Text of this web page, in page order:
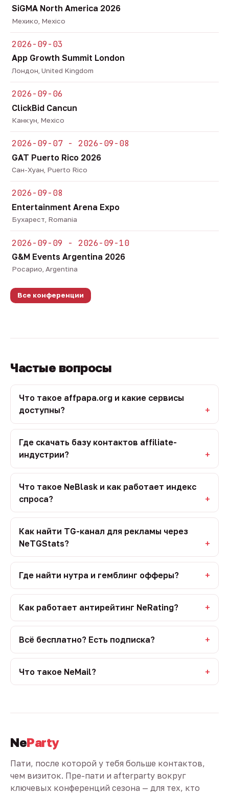
SiGMA North America 2026
Мехико, Mexico
2026-09-03
App Growth Summit London
Лондон, United Kingdom
2026-09-06
ClickBid Cancun
Канкун, Mexico
2026-09-07 - 2026-09-08
GAT Puerto Rico 2026
Сан-Хуан, Puerto Rico
2026-09-08
Entertainment Arena Expo
Бухарест, Romania
2026-09-09 - 2026-09-10
G&M Events Argentina 2026
Росарио, Argentina
Все конференции
Частые вопросы
Что такое affpapa.org и какие сервисы
доступны?
Где скачать базу контактов affiliate-
индустрии?
Что такое NeBlask и как работает индекс
спроса?
Как найти TG-канал для рекламы через
NeTGStats?
Где найти нутра и гемблинг офферы?
Как работает антирейтинг NeRating?
Всё бесплатно? Есть подписка?
Что такое NeMail?
NeParty
Пати, после которой у тебя больше контактов,
чем визиток. Пре-пати и afterparty вокруг
ключевых конференций сезона — для тех, кто